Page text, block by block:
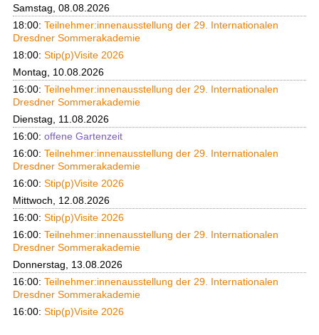
Samstag, 08.08.2026
18:00: Teilnehmer:innenausstellung der 29. Internationalen
Dresdner Sommerakademie
18:00: Stip(p)Visite 2026
Montag, 10.08.2026
16:00: Teilnehmer:innenausstellung der 29. Internationalen
Dresdner Sommerakademie
Dienstag, 11.08.2026
16:00: offene Gartenzeit
16:00: Teilnehmer:innenausstellung der 29. Internationalen
Dresdner Sommerakademie
16:00: Stip(p)Visite 2026
Mittwoch, 12.08.2026
16:00: Stip(p)Visite 2026
16:00: Teilnehmer:innenausstellung der 29. Internationalen
Dresdner Sommerakademie
Donnerstag, 13.08.2026
16:00: Teilnehmer:innenausstellung der 29. Internationalen
Dresdner Sommerakademie
16:00: Stip(p)Visite 2026